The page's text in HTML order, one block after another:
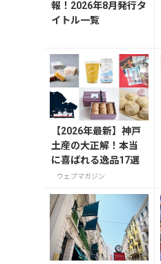
報！2026年8月発行タ
イトル一覧
【2026年最新】神戸
土産の大正解！本当
に喜ばれる逸品17選
ウェブマガジン